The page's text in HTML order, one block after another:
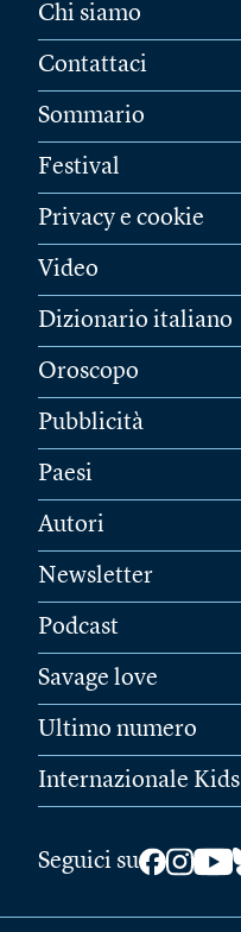
Chi siamo
Contattaci
Sommario
Festival
Privacy e cookie
Video
Dizionario italiano
Oroscopo
Pubblicità
Paesi
Autori
Newsletter
Podcast
Savage love
Ultimo numero
Internazionale Kids
Seguici su